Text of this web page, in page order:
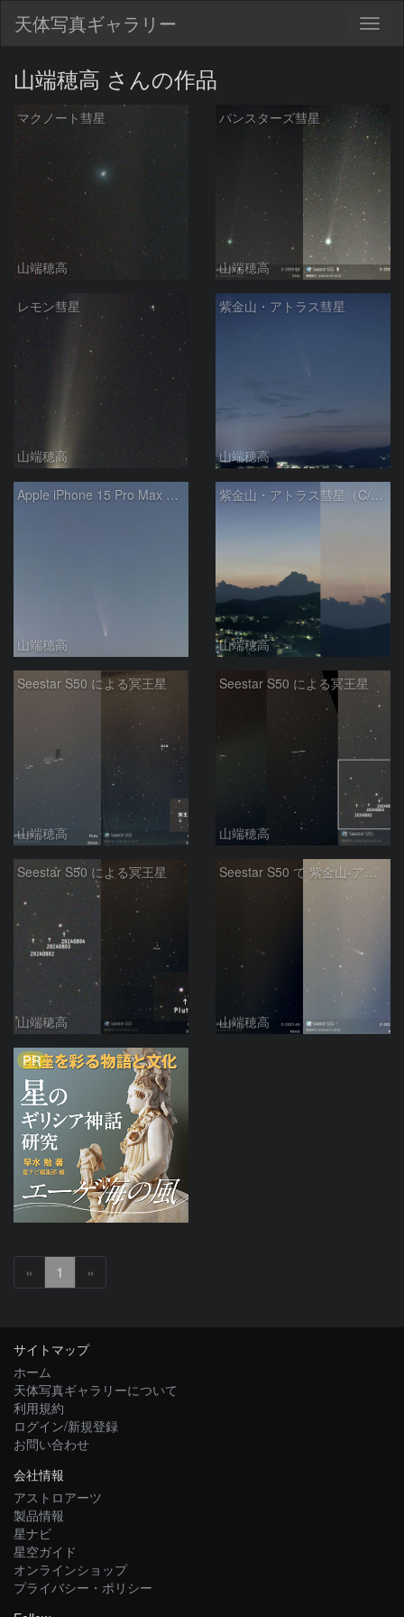
天体写真ギャラリー
山端穂高 さんの作品
マクノート彗星
山端穂高
パンスターズ彗星
山端穂高
レモン彗星
山端穂高
紫金山・アトラス彗星
山端穂高
Apple iPhone 15 Pro Max による紫金山・アトラス彗星
山端穂高
紫金山・アトラス彗星（C/2023 A3 Tsuchinshan-ATLAS）
山端穂高
Seestar S50 による冥王星
山端穂高
Seestar S50 による冥王星
山端穂高
Seestar S50 による冥王星
山端穂高
Seestar S50 で 紫金山-アトラス彗星
山端穂高
PR
« 1 »
サイトマップ
ホーム
天体写真ギャラリーについて
利用規約
ログイン/新規登録
お問い合わせ
会社情報
アストロアーツ
製品情報
星ナビ
星空ガイド
オンラインショップ
プライバシー・ポリシー